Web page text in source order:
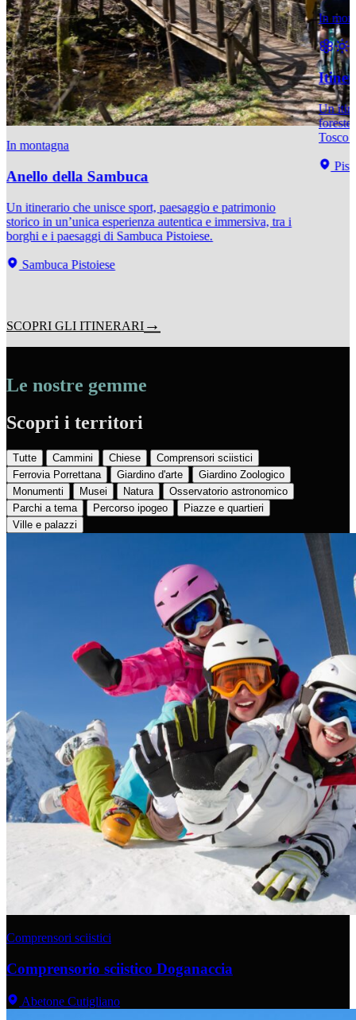
In montagna
Anello della Sambuca
Un itinerario che unisce sport, paesaggio e patrimonio
storico in un’unica esperienza autentica e immersiva, tra i
borghi e i paesaggi di Sambuca Pistoiese.
Sambuca Pistoiese
In
Un
foreste
Tosco
SCOPRI GLI ITINERARI
Le nostre gemme
Scopri i territori
Tutte Cammini Chiese
Comprensori sciistici
Ferrovia Porrettana
Giardino d'arte
Giardino Zoologico
Monumenti
Musei Natura
Osservatorio astronomico
Parchi a tema
Percorso ipogeo
Piazze e quartieri
Ville e palazzi
Comprensori sciistici
Comprensorio sciistico Doganaccia
Abetone Cutigliano